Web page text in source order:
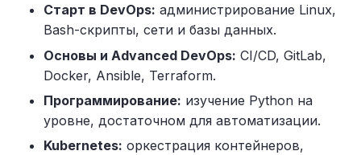
Старт в DevOps: администрирование Linux,
Bash-скрипты, сети и базы данных.
Основы и Advanced DevOps: CI/CD, GitLab,
Docker, Ansible, Terraform.
Программирование: изучение Python на
уровне, достаточном для автоматизации.
Kubernetes: оркестрация контейнеров,